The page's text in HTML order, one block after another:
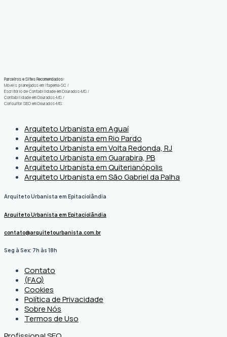
Parceiros e Sites Recomendados:
Móveis planejados em Itapema-SC /
Escritório de Contabilidade em Dourados-MS /
Contabilidade em Dourados-MS /
Consultor SEO em Dourados-MS
Arquiteto Urbanista em Aguaí
Arquiteto Urbanista em Rio Pardo
Arquiteto Urbanista em Volta Redonda, RJ
Arquiteto Urbanista em Guarabira, PB
Arquiteto Urbanista em Quiterianópolis
Arquiteto Urbanista em São Gabriel da Palha
Arquiteto Urbanista em Epitaciolândia
Arquiteto Urbanista em Epitaciolândia
contato@arquitetourbanista.com.br
Seg à Sex: 7h às 18h
Contato
(FAQ)
Cookies
Política de Privacidade
Sobre Nós
Termos de Uso